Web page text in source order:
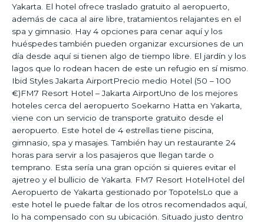
Yakarta. El hotel ofrece traslado gratuito al aeropuerto,
además de caca al aire libre, tratamientos relajantes en el
spa y gimnasio. Hay 4 opciones para cenar aquí y los
huéspedes también pueden organizar excursiones de un
día desde aquí si tienen algo de tiempo libre. El jardín y los
lagos que lo rodean hacen de este un refugio en sí mismo.
Ibid Styles Jakarta AirportPrecio medio Hotel (50 – 100
€)FM7 Resort Hotel – Jakarta AirportUno de los mejores
hoteles cerca del aeropuerto Soekarno Hatta en Yakarta,
viene con un servicio de transporte gratuito desde el
aeropuerto. Este hotel de 4 estrellas tiene piscina,
gimnasio, spa y masajes. También hay un restaurante 24
horas para servir a los pasajeros que llegan tarde o
temprano. Esta sería una gran opción si quieres evitar el
ajetreo y el bullicio de Yakarta. FM7 Resort HotelHotel del
Aeropuerto de Yakarta gestionado por TopotelsLo que a
este hotel le puede faltar de los otros recomendados aquí,
lo ha compensado con su ubicación. Situado justo dentro